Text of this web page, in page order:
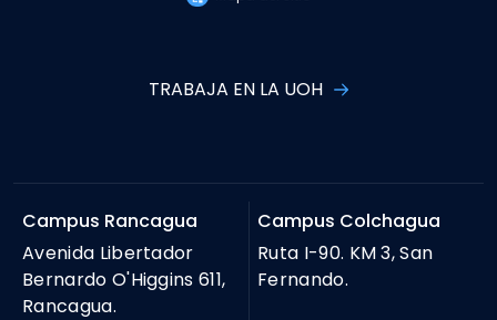
TRABAJA EN LA UOH
Campus Rancagua
Avenida Libertador
Bernardo O'Higgins 611,
Rancagua.
Campus Colchagua
Ruta I-90. KM 3, San
Fernando.